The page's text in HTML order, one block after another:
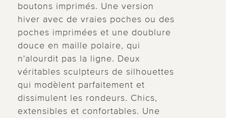
boutons imprimés. Une version
hiver avec de vraies poches ou des
poches imprimées et une doublure
douce en maille polaire, qui
n'alourdit pas la ligne. Deux
véritables sculpteurs de silhouettes
qui modèlent parfaitement et
dissimulent les rondeurs. Chics,
extensibles et confortables. Une